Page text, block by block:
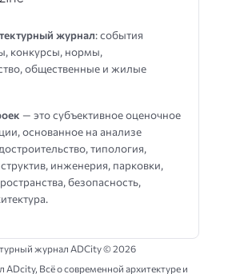
журнал: события
конкурсы, нормы,
общественные и жилые
— это субъективное оценочное
основанное на анализе
типология,
инженерия, парковки,
безопасность,
журнал ADCity ©2026
Всё о современной архитектуре и